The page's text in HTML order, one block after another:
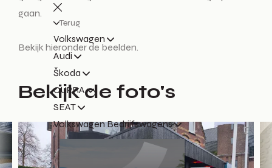
Terug
Volkswagen
Audi
Škoda
CUPRA
SEAT
Volkswagen Bedrijfswagens
gaan.
Bekijk hieronder de beelden.
Bekijk de foto's